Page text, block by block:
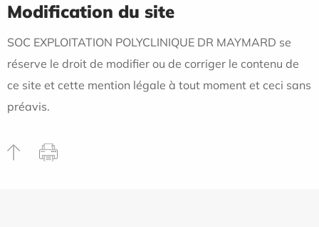
Modification du site
SOC EXPLOITATION POLYCLINIQUE DR MAYMARD se
réserve le droit de modifier ou de corriger le contenu de
ce site et cette mention légale à tout moment et ceci sans
préavis.